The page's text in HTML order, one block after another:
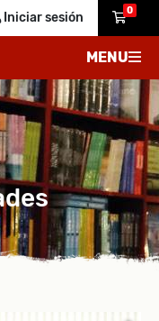
Iniciar sesión 0
MENU